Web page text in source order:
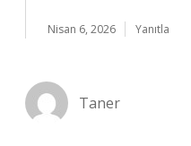
Nisan 6, 2026 Yanıtla
Taner